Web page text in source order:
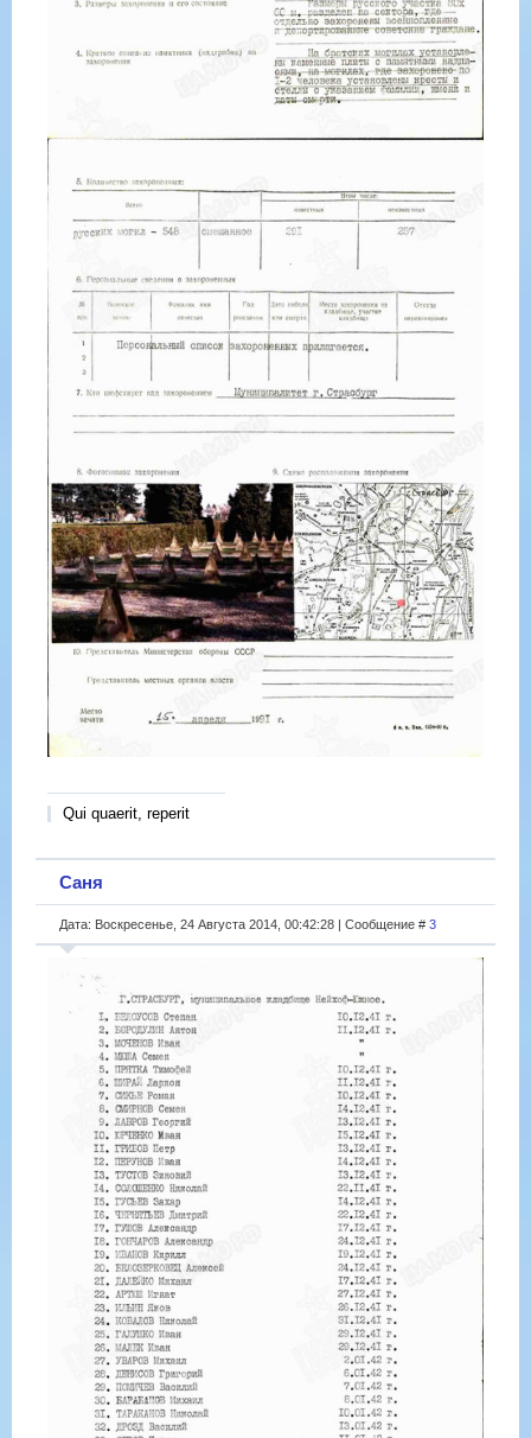
Qui quaerit, reperit
Саня
Дата: Воскресенье, 24 Августа 2014, 00:42:28 | Сообщение # 3